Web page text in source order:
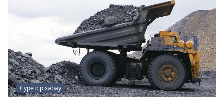
Сурет: pixabay